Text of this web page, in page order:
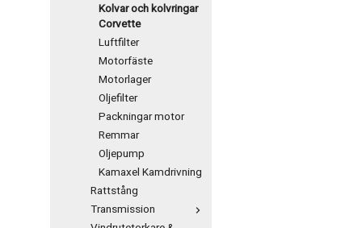
Kolvar och kolvringar
Corvette
Luftfilter
Motorfäste
Motorlager
Oljefilter
Packningar motor
Remmar
Oljepump
Kamaxel Kamdrivning
Rattstång
Transmission